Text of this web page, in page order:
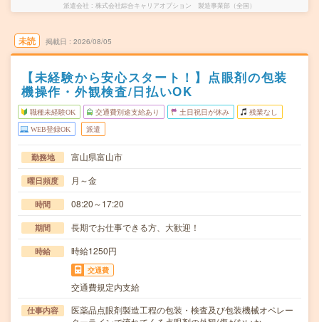
派遣会社 株式会社綜合キャリアオプション 製造事業部（全国）
未読 掲載日 2026/08/05
【未経験から安心スタート！】点眼剤の包装
機操作・外観検査/日払いOK
職種未経験OK 交通費別途支給あり 土日祝日が休み 残業なし
WEB登録OK 派遣
勤務地 富山県富山市
曜日頻度 月～金
時間 08:20～17:20
期間 長期でお仕事できる方、大歓迎！
時給 時給1250円
交通費
交通費規定内支給
仕事内容
医薬品点眼剤製造工程の包装・検査及び包装機械オペレー